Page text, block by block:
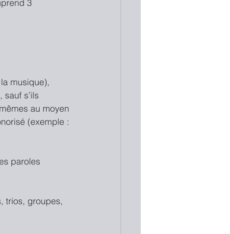
3
musique),
s’ils
au moyen
(exemple :
paroles
trios, groupes,